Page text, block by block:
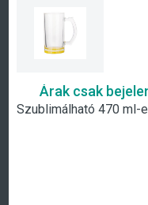
Árak csak
Szublimálható 470 ml-